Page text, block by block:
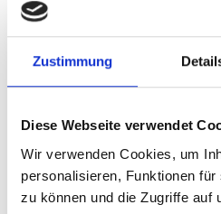
Zustimmung
Diese Webseite verwendet
Wir verwenden Cookies, um
personalisieren, Funktionen
zu können und die Zugriffe auf
Bedürfnisse. Jedes
von seiner Herkunft
Geschlecht, auf seine
Die Kinderkrippe sieht
die Kinder auf ihren
begleiten und ihnen